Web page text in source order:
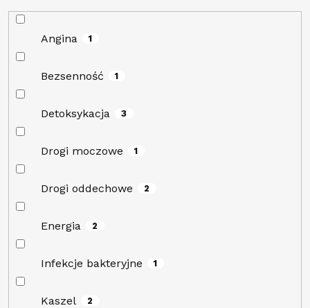
Angina 1
Bezsenność 1
Detoksykacja 3
Drogi moczowe 1
Drogi oddechowe 2
Energia 2
Infekcje bakteryjne 1
Kaszel 2